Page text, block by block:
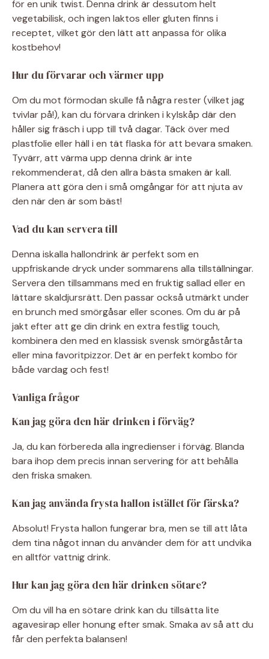
för en unik twist. Denna drink är dessutom helt
vegetabilisk, och ingen laktos eller gluten finns i
receptet, vilket gör den lätt att anpassa för olika
kostbehov!
Hur du förvarar och värmer upp
Om du mot förmodan skulle få några rester (vilket jag
tvivlar på!), kan du förvara drinken i kylskåp där den
håller sig fräsch i upp till två dagar. Täck över med
plastfolie eller häll i en tät flaska för att bevara smaken.
Tyvärr, att värma upp denna drink är inte
rekommenderat, då den allra bästa smaken är kall.
Planera att göra den i små omgångar för att njuta av
den när den är som bäst!
Vad du kan servera till
Denna iskalla hallondrink är perfekt som en
uppfriskande dryck under sommarens alla tillställningar.
Servera den tillsammans med en fruktig sallad eller en
lättare skaldjursrätt. Den passar också utmärkt under
en brunch med smörgåsar eller scones. Om du är på
jakt efter att ge din drink en extra festlig touch,
kombinera den med en klassisk svensk smörgåstårta
eller mina favoritpizzor. Det är en perfekt kombo för
både vardag och fest!
Vanliga frågor
Kan jag göra den här drinken i förväg?
Ja, du kan förbereda alla ingredienser i förväg. Blanda
bara ihop dem precis innan servering för att behålla
den friska smaken.
Kan jag använda frysta hallon istället för färska?
Absolut! Frysta hallon fungerar bra, men se till att låta
dem tina något innan du använder dem för att undvika
en alltför vattnig drink.
Hur kan jag göra den här drinken sötare?
Om du vill ha en sötare drink kan du tillsätta lite
agavesirap eller honung efter smak. Smaka av så att du
får den perfekta balansen!